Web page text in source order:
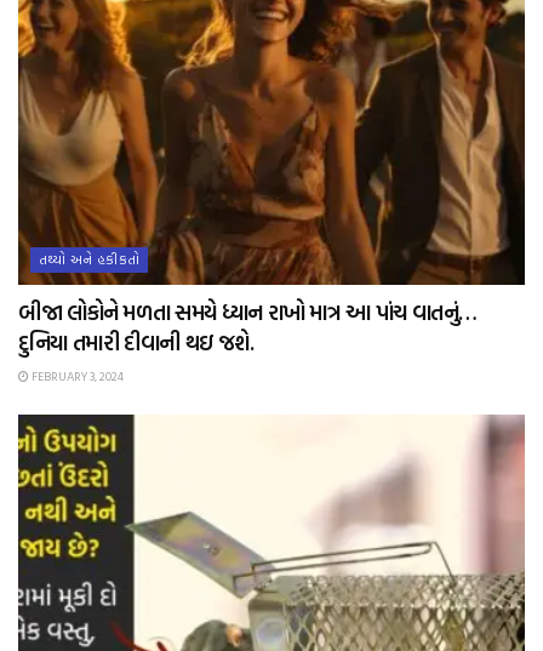
તથ્યો અને હકીકતો
બીજા લોકોને મળતા સમયે ધ્યાન રાખો માત્ર આ પાંચ વાતનું…
દુનિયા તમારી દીવાની થઇ જશે.
FEBRUARY 3, 2024